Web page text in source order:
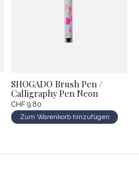
SHOGADO Brush Pen /
Calligraphy Pen Neon
CHF 9,80
Zum Warenkorb hinzufügen